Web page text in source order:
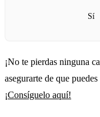
Sí
¡No te pierdas ninguna
asegurarte de que
¡Consíguelo aquí!